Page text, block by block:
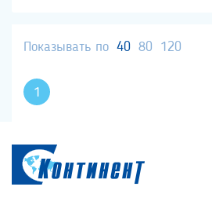
Показывать по 40 80 120
1